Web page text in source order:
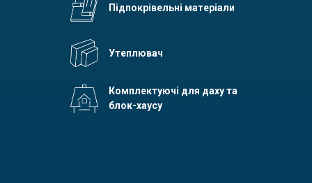
Комплектуючі для даху та
блок-хаусу
Утеплювач
Підпокрівельні матеріали